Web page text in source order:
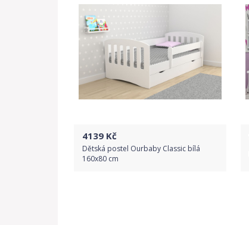
4139 Kč
Dětská postel Ourbaby Classic bílá
160x80 cm